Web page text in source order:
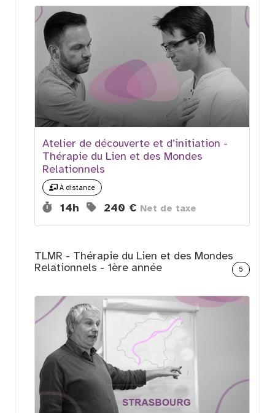
Atelier de découverte et d’initiation -
Thérapie du Lien et des Mondes
Relationnels
À distance
Durée :
14h Prix :
240 € Net de taxe
TLMR - Thérapie du Lien et des Mondes
Relationnels - 1ère année
5